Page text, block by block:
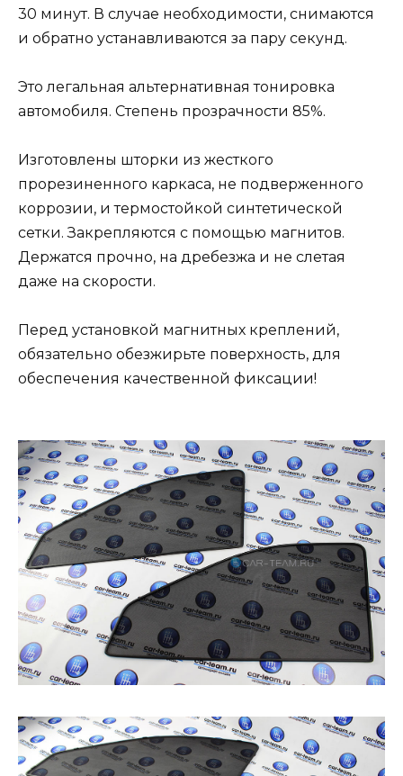
30 минут. В случае необходимости, снимаются
и обратно устанавливаются за пару секунд.
Это легальная альтернативная тонировка
автомобиля. Степень прозрачности 85%.
Изготовлены шторки из жесткого
прорезиненного каркаса, не подверженного
коррозии, и термостойкой синтетической
сетки. Закрепляются с помощью магнитов.
Держатся прочно, на дребезжа и не слетая
даже на скорости.
Перед установкой магнитных креплений,
обязательно обезжирьте поверхность, для
обеспечения качественной фиксации!